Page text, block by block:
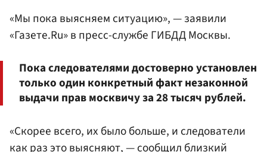
«Мы пока выясняем ситуацию», — заявили
«Газете.Ru» в пресс-службе ГИБДД Москвы.
Пока следователями достоверно установлен
только один конкретный факт незаконной
выдачи прав москвичу за 28 тысяч рублей.
«Скорее всего, их было больше, и следователи
как раз это выясняют, — сообщил близкий